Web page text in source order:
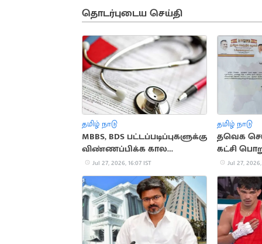
தொடர்புடைய செய்தி
தமிழ் நாடு
MBBS, BDS பட்டப்படிப்புகளுக்கு
விண்ணப்பிக்க கால
அவகாசம் நீட்டிப்பு
Jul 27, 2026, 16:07 IST
தமிழ் நாடு
தவெக
கட்சி
நீக்கம்
Jul 27, 2026,